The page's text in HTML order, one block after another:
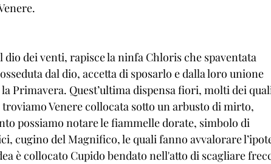
dei venti, rapisce la ninfa Chloris che spaventata
dal dio, accetta di sposarlo e dalla loro unione
Primavera. Quest’ultima dispensa fiori, molti dei
Venere collocata sotto un arbusto di mirto,
possiamo notare le fiammelle dorate, simbolo di
cugino del Magnifico, le quali fanno avvalorare
è collocato Cupido bendato nell'atto di scagliare